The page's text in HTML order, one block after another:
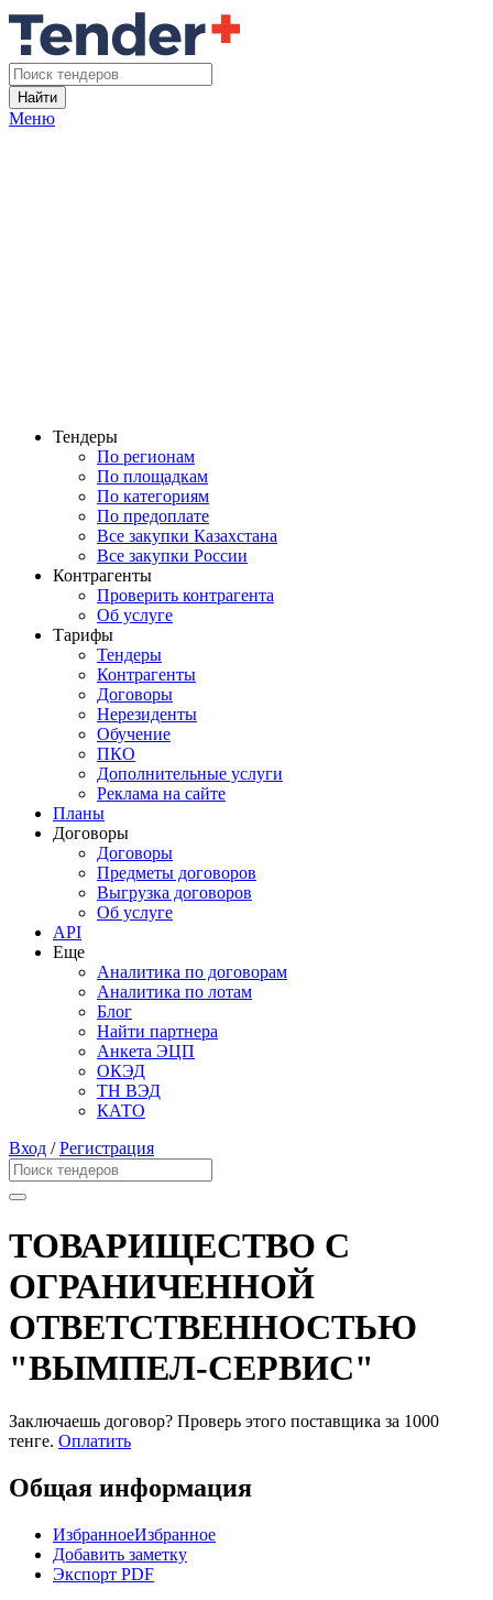
Найти
Меню
Тендеры
По регионам
По площадкам
По категориям
По предоплате
Все закупки Казахстана
Все закупки России
Контрагенты
Проверить контрагента
Об услуге
Тарифы
Тендеры
Контрагенты
Договоры
Нерезиденты
Обучение
ПКО
Дополнительные услуги
Реклама на сайте
Планы
Договоры
Договоры
Предметы договоров
Выгрузка договоров
Об услуге
API
Еще
Аналитика по договорам
Аналитика по лотам
Блог
Найти партнера
Анкета ЭЦП
ОКЭД
ТН ВЭД
КАТО
Вход /Регистрация
ТОВАРИЩЕСТВО С
ОГРАНИЧЕННОЙ
ОТВЕТСТВЕННОСТЬЮ
"ВЫМПЕЛ-СЕРВИС"
Заключаешь договор? Проверь этого поставщика за 1000
тенге. Оплатить
Общая информация
ИзбранноеИзбранное
Добавить заметку
Экспорт PDF